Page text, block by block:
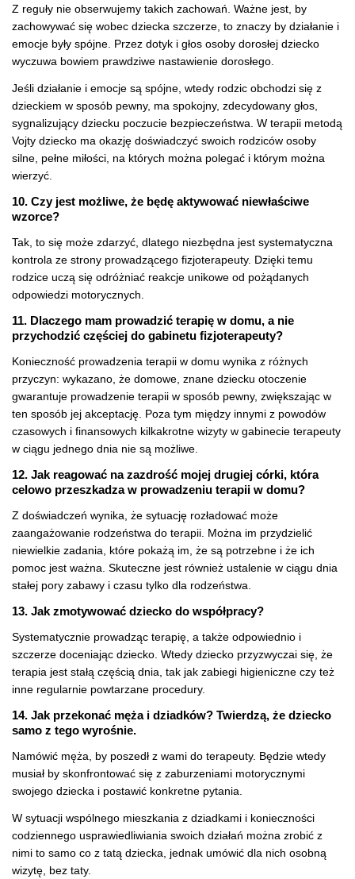
Z reguły nie obserwujemy takich zachowań. Ważne jest, by
zachowywać się wobec dziecka szczerze, to znaczy by działanie i
emocje były spójne. Przez dotyk i głos osoby dorosłej dziecko
wyczuwa bowiem prawdziwe nastawienie dorosłego.
Jeśli działanie i emocje są spójne, wtedy rodzic obchodzi się z
dzieckiem w sposób pewny, ma spokojny, zdecydowany głos,
sygnalizujący dziecku poczucie bezpieczeństwa. W terapii metodą
Vojty dziecko ma okazję doświadczyć swoich rodziców osoby
silne, pełne miłości, na których można polegać i którym można
wierzyć.
10. Czy jest możliwe, że będę aktywować niewłaściwe
wzorce?
Tak, to się może zdarzyć, dlatego niezbędna jest systematyczna
kontrola ze strony prowadzącego fizjoterapeuty. Dzięki temu
rodzice uczą się odróżniać reakcje unikowe od pożądanych
odpowiedzi motorycznych.
11. Dlaczego mam prowadzić terapię w domu, a nie
przychodzić częściej do gabinetu fizjoterapeuty?
Konieczność prowadzenia terapii w domu wynika z różnych
przyczyn: wykazano, że domowe, znane dziecku otoczenie
gwarantuje prowadzenie terapii w sposób pewny, zwiększając w
ten sposób jej akceptację. Poza tym między innymi z powodów
czasowych i finansowych kilkakrotne wizyty w gabinecie terapeuty
w ciągu jednego dnia nie są możliwe.
12. Jak reagować na zazdrość mojej drugiej córki, która
celowo przeszkadza w prowadzeniu terapii w domu?
Z doświadczeń wynika, że sytuację rozładować może
zaangażowanie rodzeństwa do terapii. Można im przydzielić
niewielkie zadania, które pokażą im, że są potrzebne i że ich
pomoc jest ważna. Skuteczne jest również ustalenie w ciągu dnia
stałej pory zabawy i czasu tylko dla rodzeństwa.
13. Jak zmotywować dziecko do współpracy?
Systematycznie prowadząc terapię, a także odpowiednio i
szczerze doceniając dziecko. Wtedy dziecko przyzwyczai się, że
terapia jest stałą częścią dnia, tak jak zabiegi higieniczne czy też
inne regularnie powtarzane procedury.
14. Jak przekonać męża i dziadków? Twierdzą, że dziecko
samo z tego wyrośnie.
Namówić męża, by poszedł z wami do terapeuty. Będzie wtedy
musiał by skonfrontować się z zaburzeniami motorycznymi
swojego dziecka i postawić konkretne pytania.
W sytuacji wspólnego mieszkania z dziadkami i konieczności
codziennego usprawiedliwiania swoich działań można zrobić z
nimi to samo co z tatą dziecka, jednak umówić dla nich osobną
wizytę, bez taty.